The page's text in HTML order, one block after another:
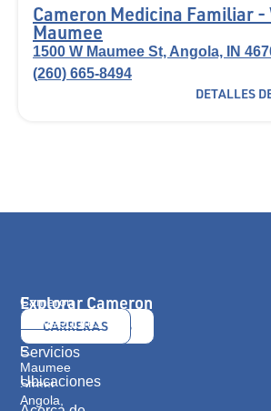
Cameron Medicina Familiar -
Maumee
1500 W Maumee St, Angola, IN
(260) 665-8494
DETALLES
Cameron
Health
416
E.
Maumee
Street
Angola,
CONTÁCTANOS
CARRERAS
Explorar Cameron
Proveedores
Servicios
Ubicaciones